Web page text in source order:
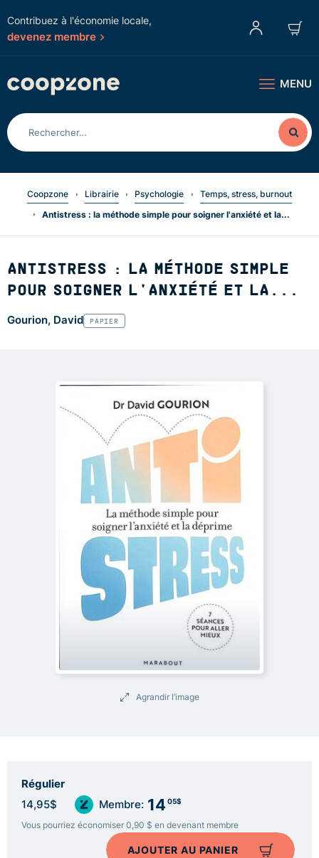
Contribuez à l'économie locale,
devenez membre
MENU
Coopzone Librairie Psychologie
Temps, stress, burnout
Antistress : la méthode simple pour soigner l'anxiété et la...
ANTISTRESS : LA MÉTHODE SIMPLE
POUR SOIGNER L'ANXIÉTÉ ET LA...
Gourion, David PAPIER
Agrandir l’image
Régulier
14,95$ Membre: 14 05$
Vous pourriez économiser 0,90 $ en devenant membre
AJOUTER AU PANIER